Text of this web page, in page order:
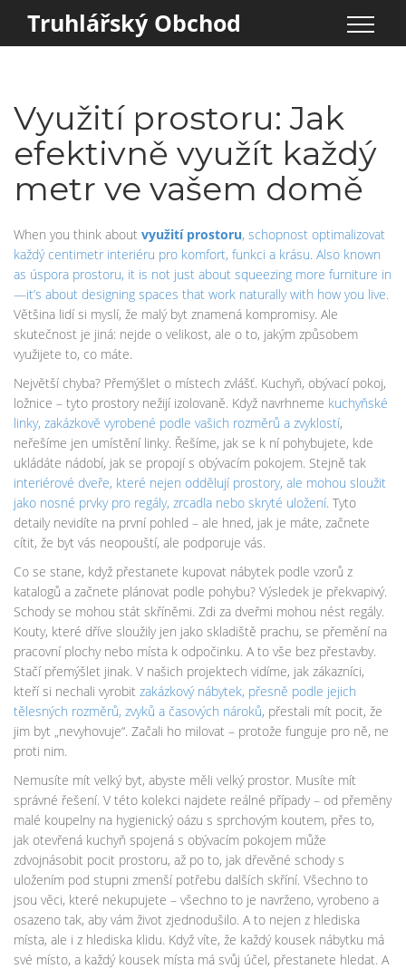
Truhlářský Obchod
Využití prostoru: Jak
efektivně využít každý
metr ve vašem domě
When you think about využití prostoru, schopnost optimalizovat
každý centimetr interiéru pro komfort, funkci a krásu. Also known
as úspora prostoru, it is not just about squeezing more furniture in
—it’s about designing spaces that work naturally with how you live.
Většina lidí si myslí, že malý byt znamená kompromisy. Ale
skutečnost je jiná: nejde o velikost, ale o to, jakým způsobem
využijete to, co máte.
Největší chyba? Přemýšlet o místech zvlášť. Kuchyň, obývací pokoj,
ložnice – tyto prostory nežijí izolovaně. Když navrhneme kuchyňské
linky, zakázkově vyrobené podle vašich rozměrů a zvyklostí,
neřešíme jen umístění linky. Řešíme, jak se k ní pohybujete, kde
ukládáte nádobí, jak se propojí s obývacím pokojem. Stejně tak
interiérové dveře, které nejen oddělují prostory, ale mohou sloužit
jako nosné prvky pro regály, zrcadla nebo skryté uložení. Tyto
detaily nevidíte na první pohled – ale hned, jak je máte, začnete
cítit, že byt vás neopouští, ale podporuje vás.
Co se stane, když přestanete kupovat nábytek podle vzorů z
katalogů a začnete plánovat podle pohybu? Výsledek je překvapivý.
Schody se mohou stát skříněmi. Zdi za dveřmi mohou nést regály.
Kouty, které dříve sloužily jen jako skladiště prachu, se přemění na
pracovní plochy nebo místa k odpočinku. A to vše bez přestavby.
Stačí přemýšlet jinak. V našich projektech vidíme, jak zákazníci,
kteří si nechali vyrobit zakázkový nábytek, přesně podle jejich
tělesných rozměrů, zvyků a časových nároků, přestali mít pocit, že
jim byt „nevyhovuje“. Začali ho milovat – protože funguje pro ně, ne
proti nim.
Nemusíte mít velký byt, abyste měli velký prostor. Musíte mít
správné řešení. V této kolekci najdete reálné případy – od přeměny
malé koupelny na hygienický oázu s sprchovým koutem, přes to,
jak otevřená kuchyň spojená s obývacím pokojem může
zdvojnásobit pocit prostoru, až po to, jak dřevěné schody s
uložením pod stupni zmenší potřebu dalších skříní. Všechno to
jsou věci, které nekupujete – všechno to je navrženo, vyrobeno a
osazeno tak, aby vám život zjednodušilo. A to nejen z hlediska
místa, ale i z hlediska klidu. Když víte, že každý kousek nábytku má
své místo, a každý kousek místa má svůj účel, přestanete hledat. A